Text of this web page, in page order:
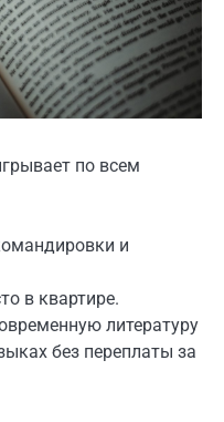
по всем
и
в квартире.
литературу
без переплаты за